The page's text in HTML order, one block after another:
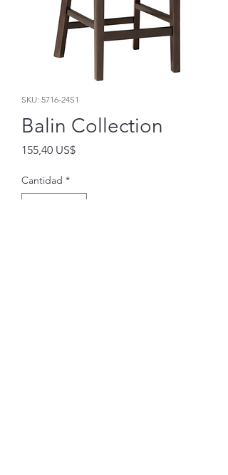
SKU: 5716-24S1
Balin Collection
155,40 US$Precio
Cantidad *